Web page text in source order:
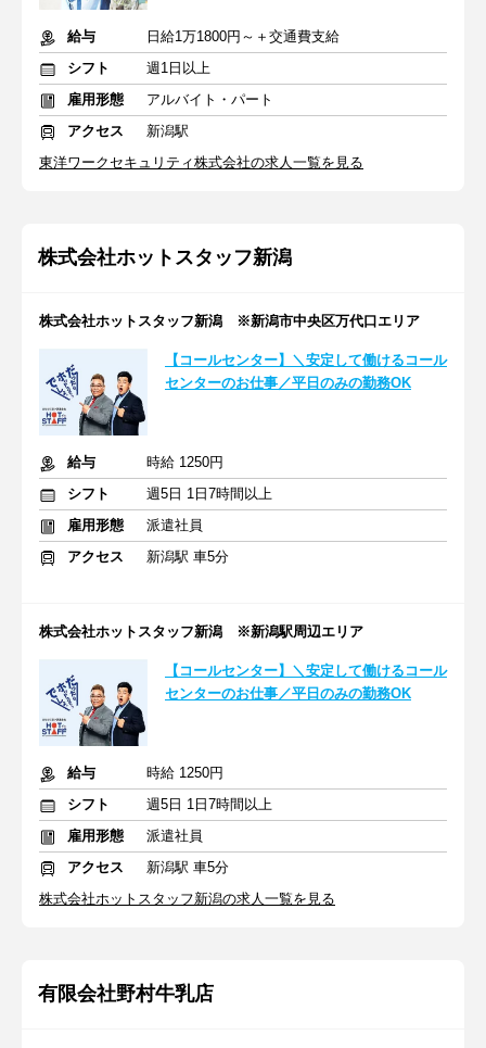
給与
日給1万1800円～＋交通費支給
シフト
週1日以上
雇用形態
アルバイト・パート
アクセス
新潟駅
東洋ワークセキュリティ株式会社の求人一覧を見る
株式会社ホットスタッフ新潟
株式会社ホットスタッフ新潟 ※新潟市中央区万代口エリア
【コールセンター】＼安定して働けるコール
センターのお仕事／平日のみの勤務OK
給与
時給 1250円
シフト
週5日 1日7時間以上
雇用形態
派遣社員
アクセス
新潟駅 車5分
株式会社ホットスタッフ新潟 ※新潟駅周辺エリア
【コールセンター】＼安定して働けるコール
センターのお仕事／平日のみの勤務OK
給与
時給 1250円
シフト
週5日 1日7時間以上
雇用形態
派遣社員
アクセス
新潟駅 車5分
株式会社ホットスタッフ新潟の求人一覧を見る
有限会社野村牛乳店